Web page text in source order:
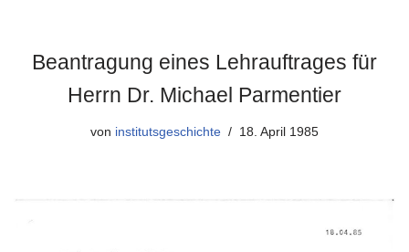
Beantragung eines Lehrauftrages für
Herrn Dr. Michael Parmentier
von institutsgeschichte 18. April 1985